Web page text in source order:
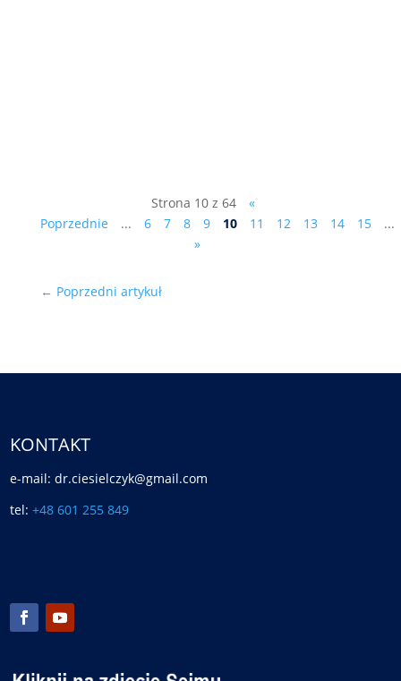
Strona 10 z 64
«
Poprzednie
... 6 7 8 9 10 11 12 13 14 15
...
»
← Poprzedni artykuł
KONTAKT
e-mail: dr.ciesielczyk@gmail.com
tel:+48 601 255 849